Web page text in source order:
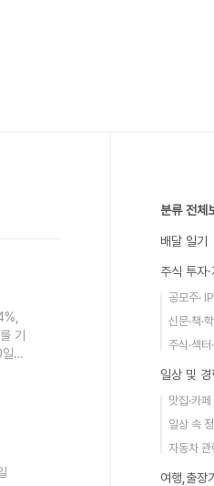
기
은
준
분류 전체
배달 일기
주식 투자
공모주·
신문·책·
주식·섹
일상 및 경
맛집·카페
일상 속
자동차 관
여행,출장기